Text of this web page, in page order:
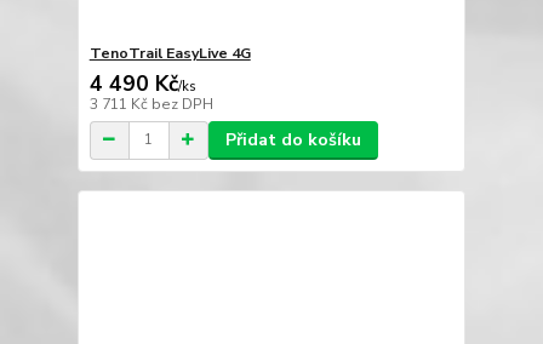
TenoTrail EasyLive 4G
4 490 Kč/ks
3 711 Kč bez DPH
Přidat do košíku